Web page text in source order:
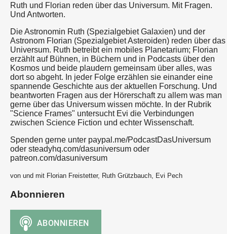
Ruth und Florian reden über das Universum. Mit Fragen.
Und Antworten.
Die Astronomin Ruth (Spezialgebiet Galaxien) und der
Astronom Florian (Spezialgebiet Asteroiden) reden über das
Universum. Ruth betreibt ein mobiles Planetarium; Florian
erzählt auf Bühnen, in Büchern und in Podcasts über den
Kosmos und beide plaudern gemeinsam über alles, was
dort so abgeht. In jeder Folge erzählen sie einander eine
spannende Geschichte aus der aktuellen Forschung. Und
beantworten Fragen aus der Hörerschaft zu allem was man
gerne über das Universum wissen möchte. In der Rubrik
"Science Frames" untersucht Evi die Verbindungen
zwischen Science Fiction und echter Wissenschaft.
Spenden gerne unter paypal.me/PodcastDasUniversum
oder steadyhq.com/dasuniversum oder
patreon.com/dasuniversum
von und mit Florian Freistetter, Ruth Grützbauch, Evi Pech
Abonnieren